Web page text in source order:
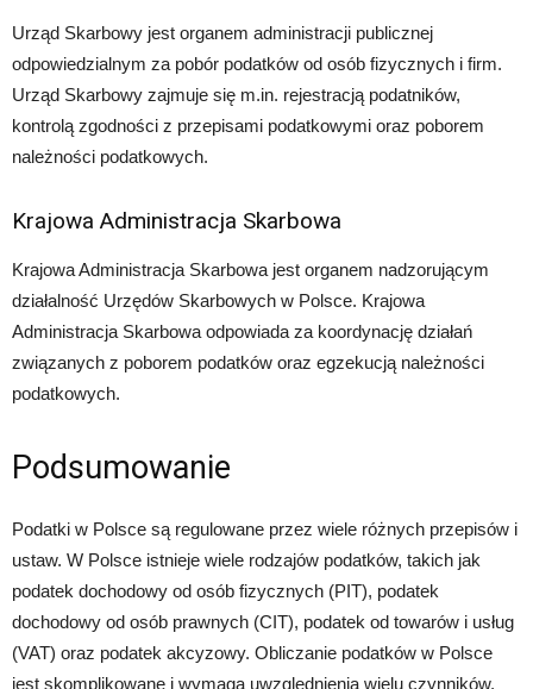
Urząd Skarbowy jest organem administracji publicznej
odpowiedzialnym za pobór podatków od osób fizycznych i firm.
Urząd Skarbowy zajmuje się m.in. rejestracją podatników,
kontrolą zgodności z przepisami podatkowymi oraz poborem
należności podatkowych.
Krajowa Administracja Skarbowa
Krajowa Administracja Skarbowa jest organem nadzorującym
działalność Urzędów Skarbowych w Polsce. Krajowa
Administracja Skarbowa odpowiada za koordynację działań
związanych z poborem podatków oraz egzekucją należności
podatkowych.
Podsumowanie
Podatki w Polsce są regulowane przez wiele różnych przepisów i
ustaw. W Polsce istnieje wiele rodzajów podatków, takich jak
podatek dochodowy od osób fizycznych (PIT), podatek
dochodowy od osób prawnych (CIT), podatek od towarów i usług
(VAT) oraz podatek akcyzowy. Obliczanie podatków w Polsce
jest skomplikowane i wymaga uwzględnienia wielu czynników.